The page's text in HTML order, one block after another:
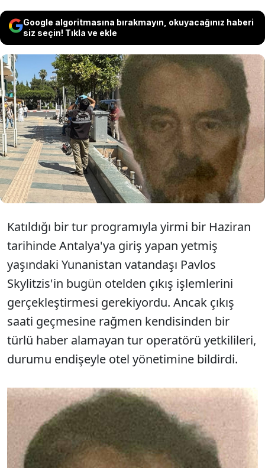
Google algoritmasına bırakmayın, okuyacağınız haberi
siz seçin! Tıkla ve ekle
Antalya'ya tatil amacıyla gelen yetmiş yaşındaki
Yunanistan vatandaşı Pavlos Skylitzis, yalnız
konakladığı otel odasında ölü bulundu. Şüpheli
ölüm üzerine başlatılan geniş çaplı incelemede,
yaşlı adamın vücudunda herhangi bir darp izine
rastlanmadı.
Katıldığı bir tur programıyla yirmi bir Haziran
tarihinde Antalya'ya giriş yapan yetmiş
yaşındaki Yunanistan vatandaşı Pavlos
Skylitzis'in bugün otelden çıkış işlemlerini
gerçekleştirmesi gerekiyordu. Ancak çıkış
saati geçmesine rağmen kendisinden bir
türlü haber alamayan tur operatörü yetkilileri,
durumu endişeyle otel yönetimine bildirdi.